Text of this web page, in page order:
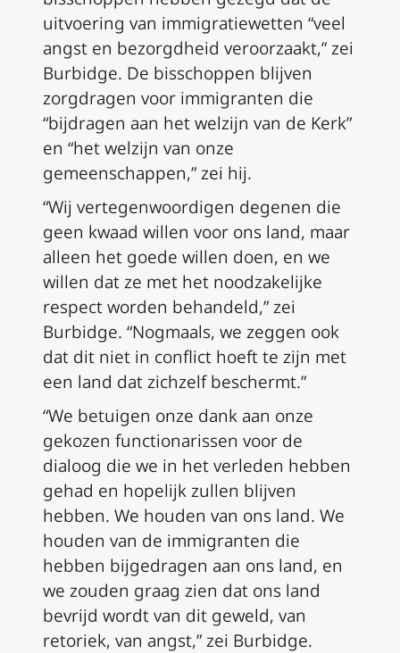
uitvoering van immigratiewetten “veel
angst en bezorgdheid veroorzaakt,” zei
Burbidge. De bisschoppen blijven
zorgdragen voor immigranten die
“bijdragen aan het welzijn van de Kerk”
en “het welzijn van onze
gemeenschappen,” zei hij.
“Wij vertegenwoordigen degenen die
geen kwaad willen voor ons land, maar
alleen het goede willen doen, en we
willen dat ze met het noodzakelijke
respect worden behandeld,” zei
Burbidge. “Nogmaals, we zeggen ook
dat dit niet in conflict hoeft te zijn met
een land dat zichzelf beschermt.”
“We betuigen onze dank aan onze
gekozen functionarissen voor de
dialoog die we in het verleden hebben
gehad en hopelijk zullen blijven
hebben. We houden van ons land. We
houden van de immigranten die
hebben bijgedragen aan ons land, en
we zouden graag zien dat ons land
bevrijd wordt van dit geweld, van
retoriek, van angst,” zei Burbidge.